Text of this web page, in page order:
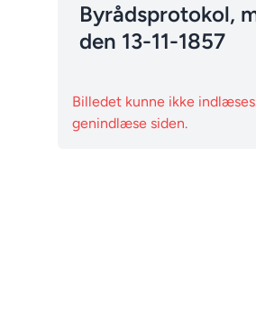
Byrådsprotokol,
den 13-11-1857
Billedet kunne ikke
genindlæse siden.